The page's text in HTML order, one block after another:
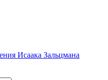
Исаака Зальцмана